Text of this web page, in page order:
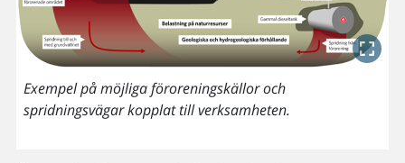
Exempel på möjliga föroreningskällor och
spridningsvägar kopplat till verksamheten.